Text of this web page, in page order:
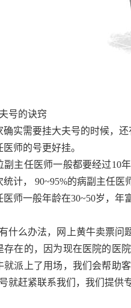
号的诀窍
确实需要挂大夫号的时候，
师的号更好挂。
副主任医师一般都要经过10
计， 90~95%的病副主任医
医师一般年龄在30~50岁，
什么办法，
网上黄牛卖票问
存在的，因为现在医院的医
就派上了用场，我们会帮助
就赶紧联系我们，我们提供